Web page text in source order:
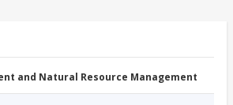
and Natural Resource Management